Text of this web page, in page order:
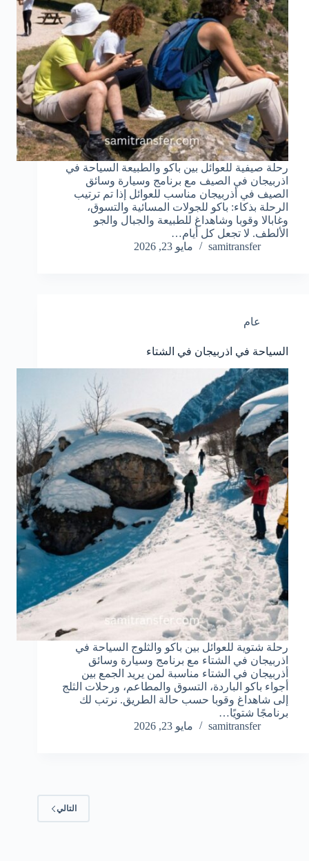
رحلة صيفية للعوائل بين باكو والطبيعة السياحة في
اذربيجان في الصيف مع برنامج وسيارة وسائق
الصيف في أذربيجان مناسب للعوائل إذا تم ترتيب
الرحلة بذكاء: باكو للجولات المسائية والتسوق،
وغابالا وقوبا وشاهداغ للطبيعة والجبال والجو
الألطف. لا تجعل كل أيام…
samitransfer
مايو 23, 2026
عام
السياحة في اذربيجان في الشتاء
رحلة شتوية للعوائل بين باكو والثلوج السياحة في
اذربيجان في الشتاء مع برنامج وسيارة وسائق
أذربيجان في الشتاء مناسبة لمن يريد الجمع بين
أجواء باكو الباردة، التسوق والمطاعم، ورحلات الثلج
إلى شاهداغ وقوبا حسب حالة الطريق. نرتب لك
برنامجًا شتويًا…
samitransfer
مايو 23, 2026
التالي